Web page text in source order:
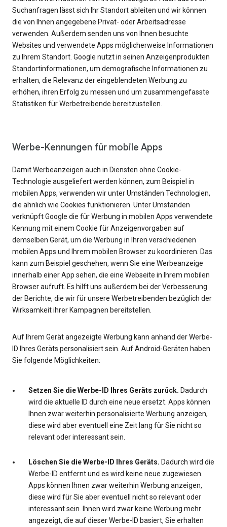
Suchanfragen lässt sich Ihr Standort ableiten und wir können
die von Ihnen angegebene Privat- oder Arbeitsadresse
verwenden. Außerdem senden uns von Ihnen besuchte
Websites und verwendete Apps möglicherweise Informationen
zu Ihrem Standort. Google nutzt in seinen Anzeigenprodukten
Standortinformationen, um demografische Informationen zu
erhalten, die Relevanz der eingeblendeten Werbung zu
erhöhen, ihren Erfolg zu messen und um zusammengefasste
Statistiken für Werbetreibende bereitzustellen.
Werbe-Kennungen für mobile Apps
Damit Werbeanzeigen auch in Diensten ohne Cookie-
Technologie ausgeliefert werden können, zum Beispiel in
mobilen Apps, verwenden wir unter Umständen Technologien,
die ähnlich wie Cookies funktionieren. Unter Umständen
verknüpft Google die für Werbung in mobilen Apps verwendete
Kennung mit einem Cookie für Anzeigenvorgaben auf
demselben Gerät, um die Werbung in Ihren verschiedenen
mobilen Apps und Ihrem mobilen Browser zu koordinieren. Das
kann zum Beispiel geschehen, wenn Sie eine Werbeanzeige
innerhalb einer App sehen, die eine Webseite in Ihrem mobilen
Browser aufruft. Es hilft uns außerdem bei der Verbesserung
der Berichte, die wir für unsere Werbetreibenden bezüglich der
Wirksamkeit ihrer Kampagnen bereitstellen.
Auf Ihrem Gerät angezeigte Werbung kann anhand der Werbe-
ID Ihres Geräts personalisiert sein. Auf Android-Geräten haben
Sie folgende Möglichkeiten:
Setzen Sie die Werbe-ID Ihres Geräts zurück. Dadurch
wird die aktuelle ID durch eine neue ersetzt. Apps können
Ihnen zwar weiterhin personalisierte Werbung anzeigen,
diese wird aber eventuell eine Zeit lang für Sie nicht so
relevant oder interessant sein.
Löschen Sie die Werbe-ID Ihres Geräts. Dadurch wird die
Werbe-ID entfernt und es wird keine neue zugewiesen.
Apps können Ihnen zwar weiterhin Werbung anzeigen,
diese wird für Sie aber eventuell nicht so relevant oder
interessant sein. Ihnen wird zwar keine Werbung mehr
angezeigt, die auf dieser Werbe-ID basiert, Sie erhalten